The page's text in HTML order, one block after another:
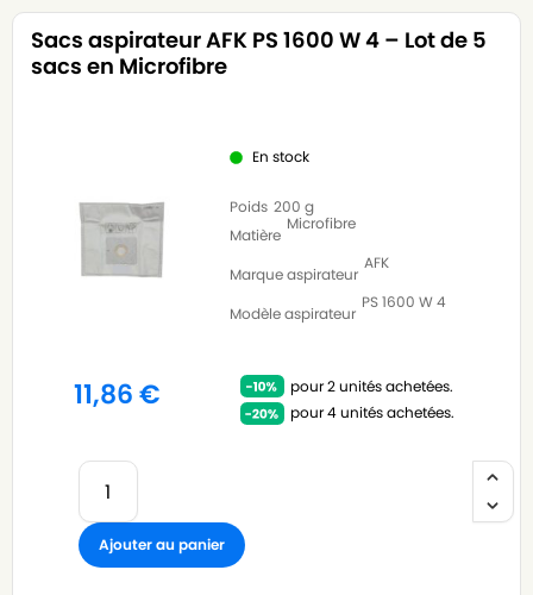
Sacs aspirateur AFK PS 1600 W 4 – Lot de 5
sacs en Microfibre
En stock
Poids 200 g
Matière
Microfibre
Marque aspirateur
AFK
Modèle aspirateur
PS 1600 W 4
11,86€
pour 2 unités achetées.
pour 4 unités achetées.
Ajouter au panier